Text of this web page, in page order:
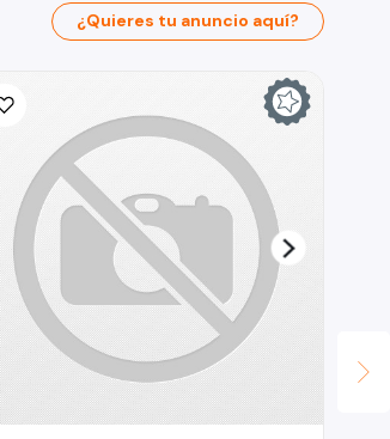
¿Quieres tu anuncio aquí?